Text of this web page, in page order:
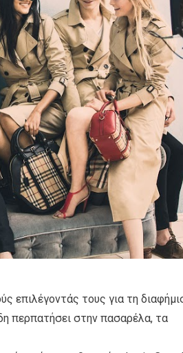
επιλέγοντάς τους για τη
περπατήσει στην πασαρέλα, τα